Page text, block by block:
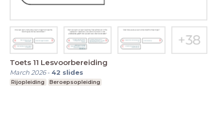
Toets 11 Lesvoorbereiding
March 2026- 42 slides
Rijopleiding Beroepsopleiding